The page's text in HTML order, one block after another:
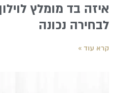
איזה בד מומלץ
לבחירה נכונה
קרא עוד »